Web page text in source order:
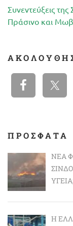
Πλοήγηση
άρθρων
Συνεντεύξεις της
Πράσινο και Μωβ
ΠΡΟΣΦΑΤΑ
ΝΈΑ
Η